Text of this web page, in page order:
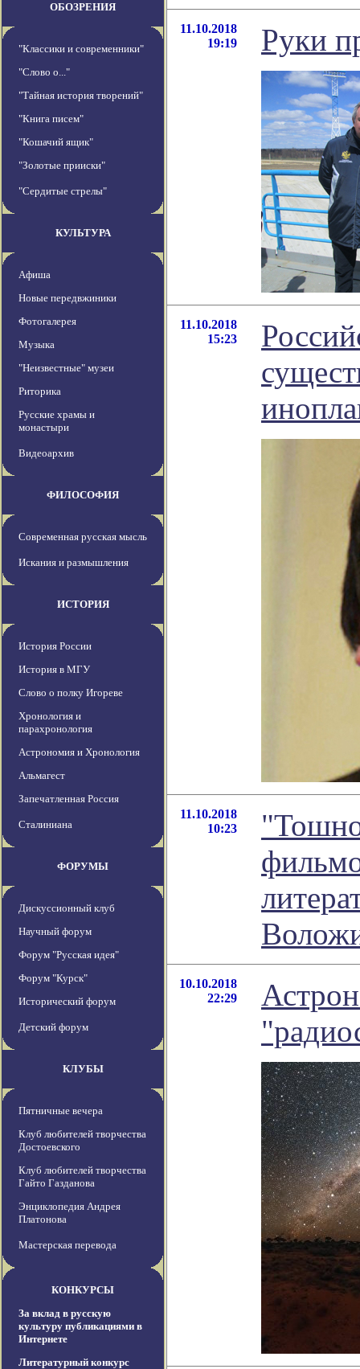
ОБОЗРЕНИЯ
"Классики и современники"
"Слово о..."
"Тайная история творений"
"Книга писем"
"Кошачий ящик"
"Золотые прииски"
"Сердитые стрелы"
КУЛЬТУРА
Афиша
Новые передвжиники
Фотогалерея
Музыка
"Неизвестные" музеи
Риторика
Русские храмы и
монастыри
Видеоархив
ФИЛОСОФИЯ
Современная русская мысль
Искания и размышления
ИСТОРИЯ
История России
История в МГУ
Слово о полку Игореве
Хронология и
парахронология
Астрономия и Хронология
Альмагест
Запечатленная Россия
Сталиниана
ФОРУМЫ
Дискуссионный клуб
Научный форум
Форум "Русская идея"
Форум "Курск"
Исторический форум
Детский форум
КЛУБЫ
Пятничные вечера
Клуб любителей творчества
Достоевского
Клуб любителей творчества
Гайто Газданова
Энциклопедия Андрея
Платонова
Мастерская перевода
КОНКУРСЫ
За вклад в русскую
культуру публикациями в
Интернете
Литературный конкурс
11.10.2018
19:19
Руки
11.10.2018
15:23
11.10.2018
10:23
10.10.2018
22:29